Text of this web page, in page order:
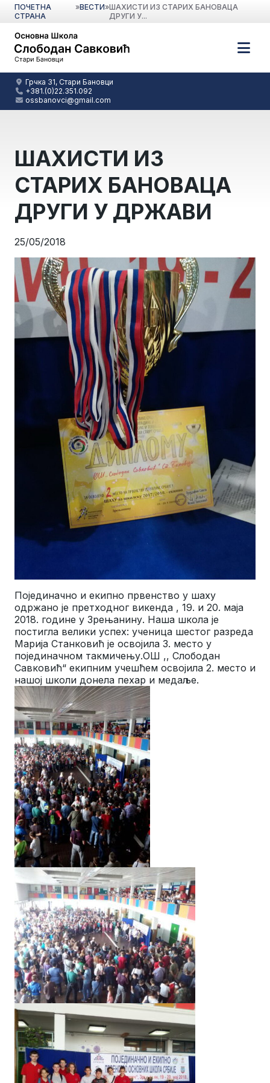
ПОЧЕТНА
СТРАНА
»ВЕСТИ»ШАХИСТИ ИЗ СТАРИХ БАНОВАЦА
ДРУГИ У...
Грчка 31, Стари Бановци
+381.(0)22.351.092
ossbanovci@gmail.com
ШАХИСТИ ИЗ
СТАРИХ БАНОВАЦА
ДРУГИ У ДРЖАВИ
25/05/2018
Појединачно и екипно првенство у шаху
одржано је претходног викенда , 19. и 20. маја
2018. године у Зрењанину. Наша школа је
постигла велики успех: ученица шестог разреда
Марија Станковић је освојила 3. место у
појединачном такмичењу.ОШ ,, Слободан
Савковић“ екипним учешћем освојила 2. место и
нашој школи донела пехар и медаље.